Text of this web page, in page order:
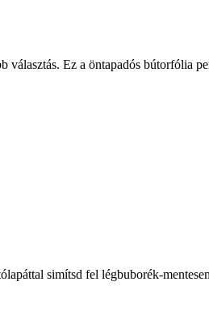
választás. Ez a öntapadós bútorfólia
simítsd fel légbuborék-